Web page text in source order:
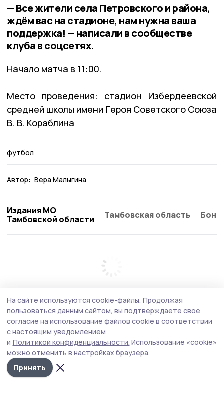
— Все жители села Петровского и района,
ждём вас на стадионе, нам нужна ваша
поддержка! — написали в сообществе
клуба в соцсетях.
Начало матча в 11:00.
Место проведения: стадион Избердеевской
средней школы имени Героя Советского Союза
В. В. Кораблина
футбол
Автор: Вера Малыгина
Издания МО
Тамбовской области
Тамбовская область
На сайте используются cookie-файлы. Продолжая
пользоваться данным сайтом, вы подтверждаете свое
согласие на использование файлов cookie в соответствии
с настоящим уведомлением
и Политикой конфиденциальности. Использование «cookie»
можно отменить в настройках браузера.
Принять